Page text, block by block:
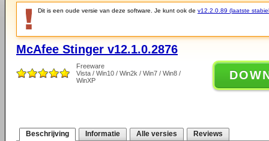
Dit is een oude versie van deze software. Je kunt ook de v12.2.0.89 (laatste
McAfee Stinger v12.1.0.2876
Freeware
Vista / Win10 / Win2k / Win7 / Win8 /
WinXP
Beschrijving Informatie Alle versies Reviews